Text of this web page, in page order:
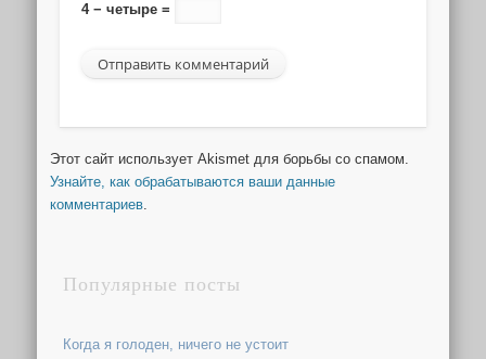
4 − четыре =
Этот сайт использует Akismet для борьбы со спамом.
Узнайте, как обрабатываются ваши данные
комментариев
Популярные посты
Когда я голоден, ничего не устоит